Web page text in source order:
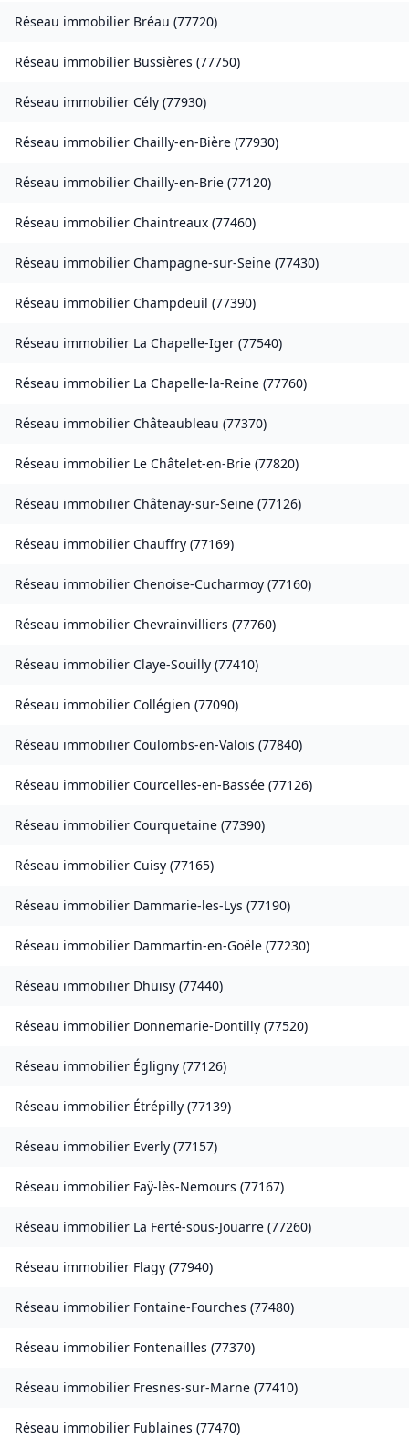
Réseau immobilier Bréau (77720)
Réseau immobilier Bussières (77750)
Réseau immobilier Cély (77930)
Réseau immobilier Chailly-en-Bière (77930)
Réseau immobilier Chailly-en-Brie (77120)
Réseau immobilier Chaintreaux (77460)
Réseau immobilier Champagne-sur-Seine (77430)
Réseau immobilier Champdeuil (77390)
Réseau immobilier La Chapelle-Iger (77540)
Réseau immobilier La Chapelle-la-Reine (77760)
Réseau immobilier Châteaubleau (77370)
Réseau immobilier Le Châtelet-en-Brie (77820)
Réseau immobilier Châtenay-sur-Seine (77126)
Réseau immobilier Chauffry (77169)
Réseau immobilier Chenoise-Cucharmoy (77160)
Réseau immobilier Chevrainvilliers (77760)
Réseau immobilier Claye-Souilly (77410)
Réseau immobilier Collégien (77090)
Réseau immobilier Coulombs-en-Valois (77840)
Réseau immobilier Courcelles-en-Bassée (77126)
Réseau immobilier Courquetaine (77390)
Réseau immobilier Cuisy (77165)
Réseau immobilier Dammarie-les-Lys (77190)
Réseau immobilier Dammartin-en-Goële (77230)
Réseau immobilier Dhuisy (77440)
Réseau immobilier Donnemarie-Dontilly (77520)
Réseau immobilier Égligny (77126)
Réseau immobilier Étrépilly (77139)
Réseau immobilier Everly (77157)
Réseau immobilier Faÿ-lès-Nemours (77167)
Réseau immobilier La Ferté-sous-Jouarre (77260)
Réseau immobilier Flagy (77940)
Réseau immobilier Fontaine-Fourches (77480)
Réseau immobilier Fontenailles (77370)
Réseau immobilier Fresnes-sur-Marne (77410)
Réseau immobilier Fublaines (77470)